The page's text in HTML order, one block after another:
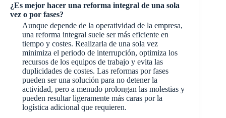
¿Es mejor hacer una reforma integral de una sola
vez o por fases?
Aunque depende de la operatividad de la empresa,
una reforma integral suele ser más eficiente en
tiempo y costes. Realizarla de una sola vez
minimiza el periodo de interrupción, optimiza los
recursos de los equipos de trabajo y evita las
duplicidades de costes. Las reformas por fases
pueden ser una solución para no detener la
actividad, pero a menudo prolongan las molestias y
pueden resultar ligeramente más caras por la
logística adicional que requieren.